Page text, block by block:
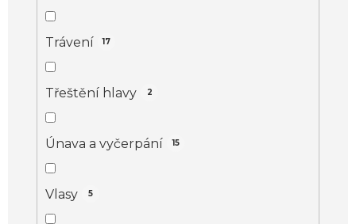
Trávení 17
Třeštění hlavy 2
Únava a vyčerpání 15
Vlasy 5